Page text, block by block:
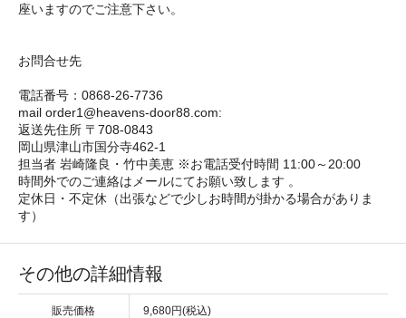
座いますのでご注意下さい。
お問合せ先
電話番号：0868-26-7736
mail order1@heavens-door88.com:
返送先住所 〒708-0843
岡山県津山市国分寺462-1
担当者 岩崎隆良・竹中美恵 ※お電話受付時間 11:00～20:00
時間外でのご連絡はメールにてお願い致します 。
定休日・不定休（出張などで少しお時間が掛かる場合がありま
す）
その他の詳細情報
販売価格 9,680円(税込)